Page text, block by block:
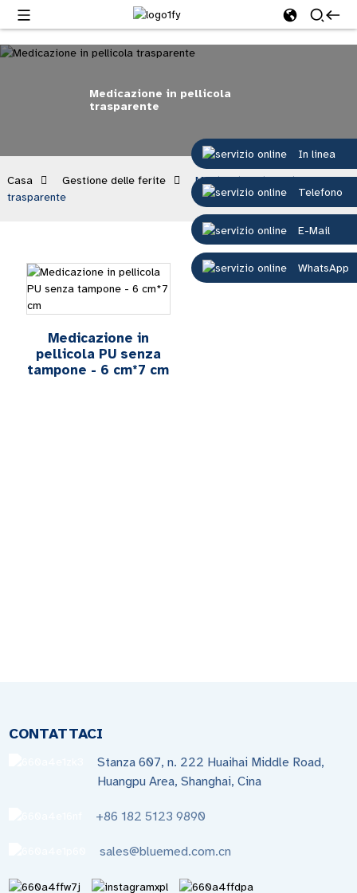
In linea
Telefono
E-Mail
WhatsApp
Medicazione in pellicola
trasparente
Casa Gestione delle ferite
Medicazione in pellicola
trasparente
Medicazione in
pellicola PU senza
tampone - 6 cm*7 cm
CONTATTACI
Stanza 607, n. 222 Huaihai Middle Road,
Huangpu Area, Shanghai, Cina
+86 182 5123 9890
sales@bluemed.com.cn